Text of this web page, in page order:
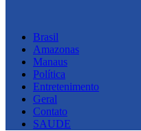
Brasil
Amazonas
Manaus
Política
Entretenimento
Geral
Contato
SAUDE